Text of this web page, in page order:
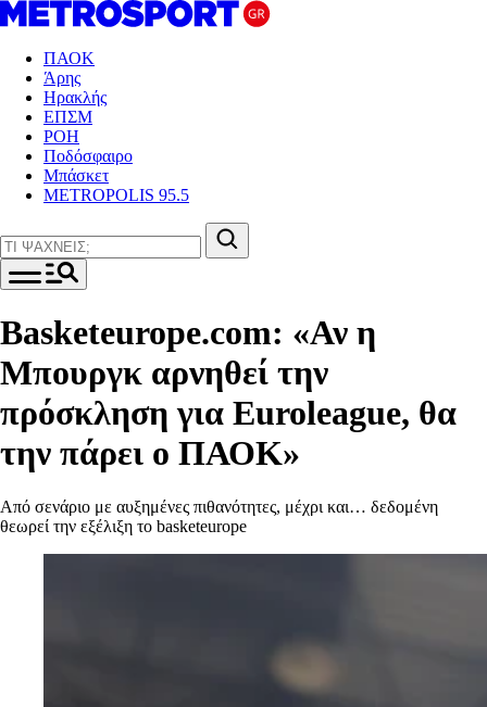
ΠΑΟΚ
Άρης
Ηρακλής
ΕΠΣΜ
ΡΟΗ
Ποδόσφαιρο
Μπάσκετ
METROPOLIS 95.5
Basketeurope.com: «Αν η
Μπουργκ αρνηθεί την
πρόσκληση για Euroleague, θα
την πάρει ο ΠΑΟΚ»
Από σενάριο με αυξημένες πιθανότητες, μέχρι και… δεδομένη
θεωρεί την εξέλιξη το basketeurope